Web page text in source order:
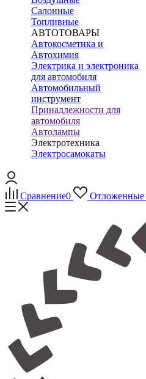
Салонные
Топливные
АВТОТОВАРЫ
Автокосметика и
Автохимия
Электрика и электроника
для автомобиля
Автомобильный
инструмент
Принадлежности для
автомобиля
Автолампы
Электротехника
Электросамокаты
Сравнение0 Отложенные